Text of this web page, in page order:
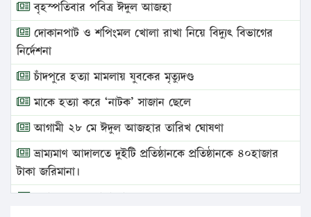
বৃহস্পতিবার পবিত্র ঈদুল আজহা
দোকানপাট ও শপিংমল খোলা রাখা নিয়ে বিদ্যুৎ বিভাগের
নির্দেশনা
চাঁদপুরে হত্যা মামলায় যুবকের মৃত্যুদণ্ড
মাকে হত্যা করে ‘নাটক’ সাজান ছেলে
আগামী ২৮ মে ঈদুল আজহার তারিখ ঘোষণা
ভ্রাম্যমাণ আদালতে দুইটি প্রতিষ্ঠানকে প্রতিষ্ঠানকে ৪০হাজার
টাকা জরিমানা।
এবার লঞ্চের ভাড়া বাড়ল